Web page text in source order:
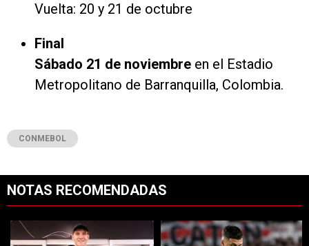
Vuelta: 20 y 21 de octubre
Final
Sábado 21 de noviembre en el Estadio
Metropolitano de Barranquilla, Colombia.
CONMEBOL
NOTAS RECOMENDADAS
Un artículo de tendencia con el título "Increíble: por qué Facundo
Un artículo de tendencia con el